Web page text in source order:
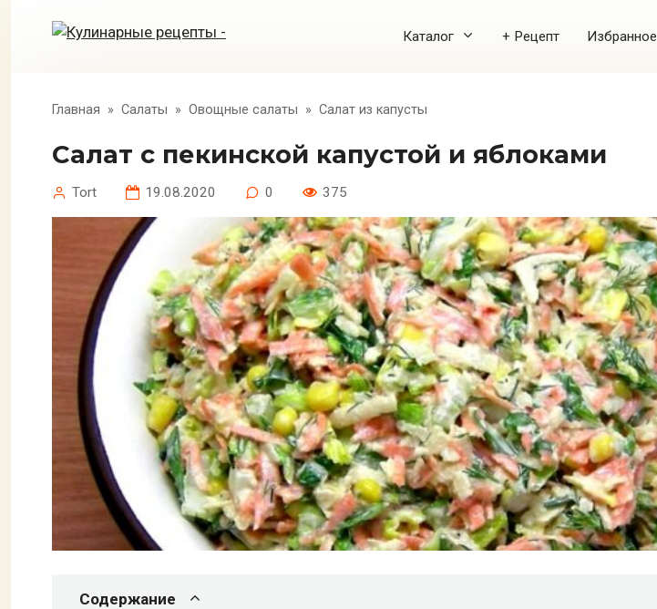
Каталог + Рецепт Избранное
Главная » Салаты » Овощные салаты » Салат из капусты
Салат с пекинской капустой и яблоками
Tort 19.08.2020 0 375
Содержание